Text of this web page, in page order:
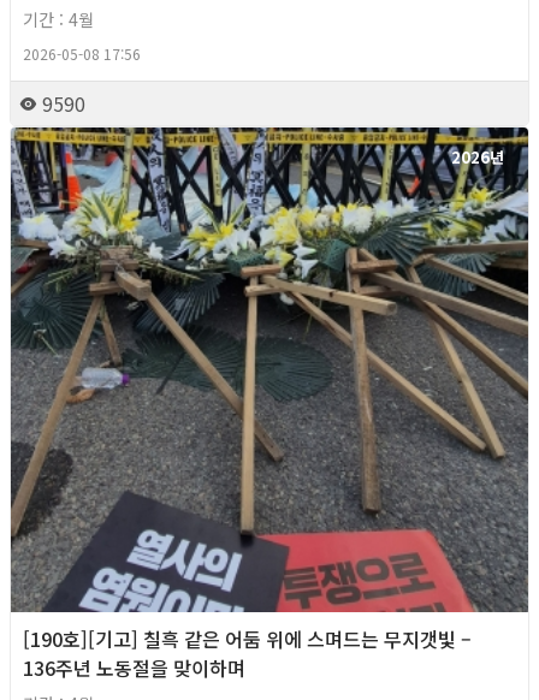
기간 : 4월
2026-05-08 17:56
9590
2026년
[190호][기고] 칠흑 같은 어둠 위에 스며드는 무지갯빛 –
136주년 노동절을 맞이하며